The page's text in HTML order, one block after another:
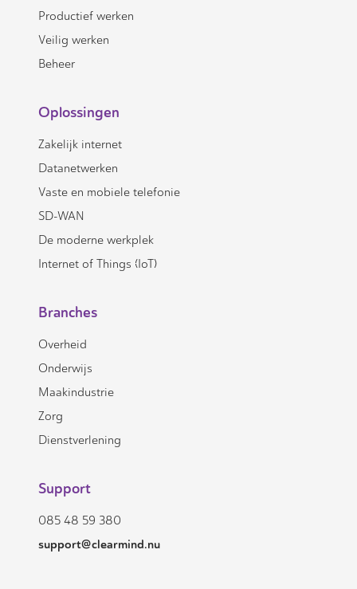
Productief werken
Veilig werken
Beheer
Oplossingen
Zakelijk internet
Datanetwerken
Vaste en mobiele telefonie
SD-WAN
De moderne werkplek
Internet of Things (IoT)
Branches
Overheid
Onderwijs
Maakindustrie
Zorg
Dienstverlening
Support
085 48 59 380
support@clearmind.nu